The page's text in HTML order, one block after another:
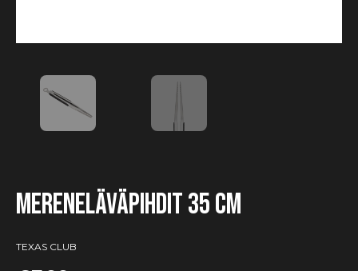
Mereneläväpihdit 35 cm
TEXAS CLUB